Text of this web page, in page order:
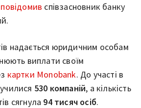
повідомив співзасновник банку
надається юридичним особам
виплати своїм
картки Monobank. До участі в
530 компаній, а кількість
сягнула 94 тисяч осіб.